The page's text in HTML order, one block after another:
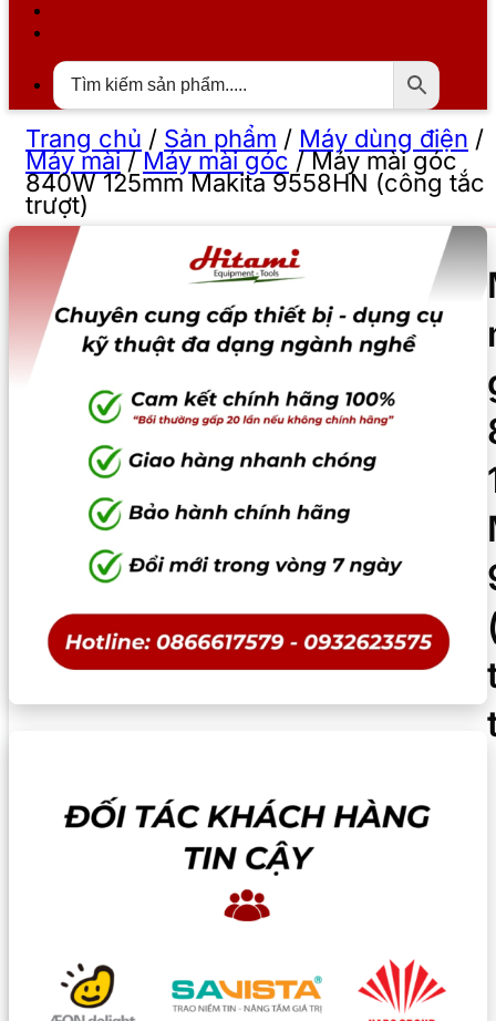
Trang chủ / Sản phẩm / Máy dùng điện /
Máy mài/Máy mài góc /Máy mài góc
840W 125mm Makita 9558HN (công tắc
trượt)